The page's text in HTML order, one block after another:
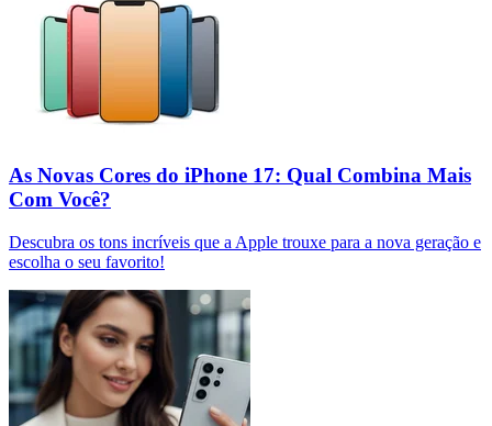
As Novas Cores do iPhone 17: Qual Combina Mais
Com Você?
Descubra os tons incríveis que a Apple trouxe para a nova geração e
escolha o seu favorito!